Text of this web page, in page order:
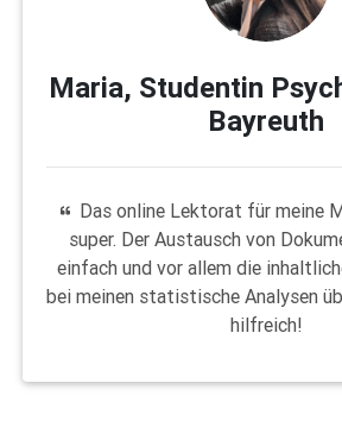
Maria, Studentin
Bayreuth
Das online Lektorat für meine
super. Der Austausch von
einfach und vor allem die
bei meinen statistische Analysen
hilfreich!